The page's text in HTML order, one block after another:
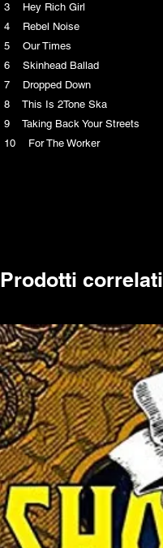
3 Hey Rich Girl
4 Rebel Noise
5 Our Times
6 Skinhead Ballad
7 Dropped Down
8 This Is 2Tone Ska
9 Taking Back Your Streets
10 For The Worker
Prodotti correlati